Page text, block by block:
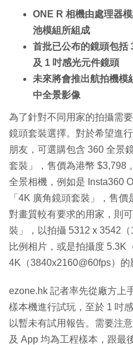
ONE R 相機由處理器
池模組所組成
首批已公布的鏡頭包括
及 1 吋感光元件鏡頭
未來將會推出航拍機模
中全景影像
為了針對不同用家的拍攝需
鏡頭套裝選擇。對於希望進
朋友，可選購包含 360 全景
套裝」，售價為港幣 $3,798
全景相機，例如是 Insta360
「4K 廣角鏡頭套裝」，售
對畫質較有要求的用家，則
裝」，以拍攝 5312 x 3542
比例相片，或是拍攝度 5.3K
4K（3840x2160@60fps）的
ezone.hk 記者率先從廠方上
樣本機進行試玩，至於 1 吋
以暫未有試用報告。需要注
及 App 均為工程樣本，跟最